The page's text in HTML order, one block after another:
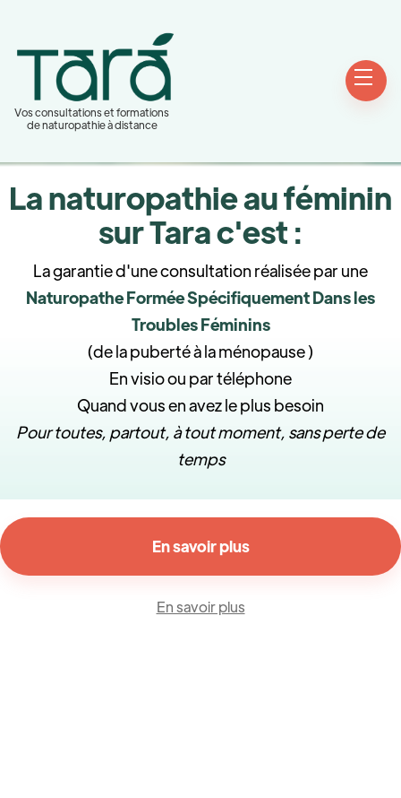
Vos consultations et formations
de naturopathie à distance
La naturopathie au féminin
sur Tara c'est :
La garantie d'une consultation réalisée par une
Naturopathe Formée Spécifiquement Dans les
Troubles Féminins
(de la puberté à la ménopause )
En visio ou par téléphone
Quand vous en avez le plus besoin
Pour toutes, partout, à tout moment, sans perte de
temps
En savoir plus
En savoir plus